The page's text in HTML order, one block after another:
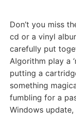
Don’t you miss
cd or a vinyl
carefully put
Algorithm play a
putting a
something
fumbling for a
Windows